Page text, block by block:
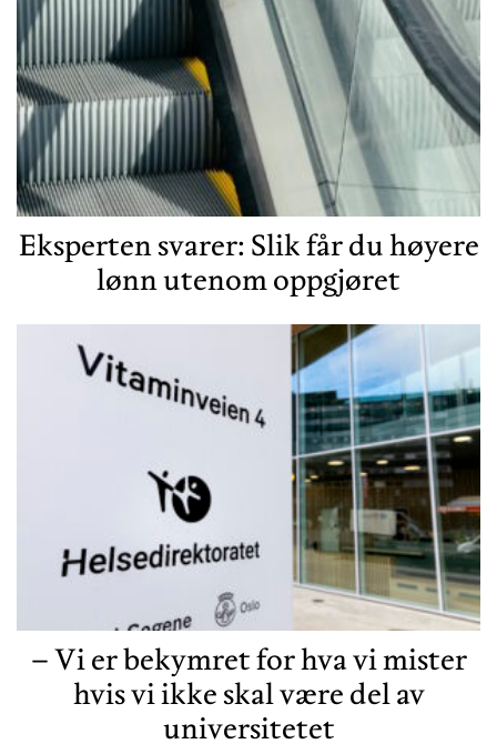
Eksperten svarer: Slik får du høyere
lønn utenom oppgjøret
– Vi er bekymret for hva vi mister
hvis vi ikke skal være del av
universitetet